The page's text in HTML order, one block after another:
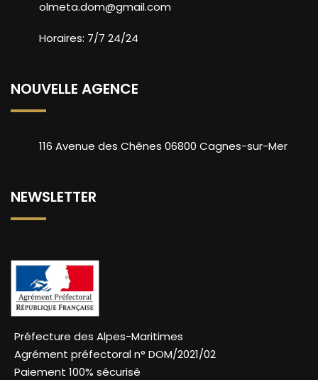
olmeta.dom@gmail.com
Horaires: 7/7 24/24
NOUVELLE AGENCE
116 Avenue des Chênes 06800 Cagnes-sur-Mer
NEWSLETTER
Préfecture des Alpes-Maritimes
Agrément préfectoral n° DOM/2021/02
Paiement 100% sécurisé